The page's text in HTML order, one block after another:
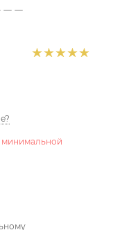
минимальной